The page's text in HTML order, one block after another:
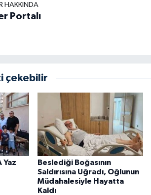
HAKKINDA
Portalı
çekebilir
Yaz
Beslediği Boğasının
Saldırısına Uğradı, Oğlunun
Müdahalesiyle Hayatta
Kaldı